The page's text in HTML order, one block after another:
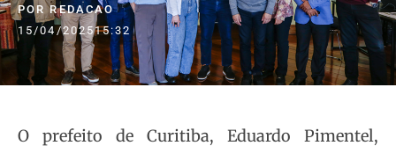
POR REDACAO
15/04/202515:32
O prefeito de Curitiba, Eduardo Pimentel,